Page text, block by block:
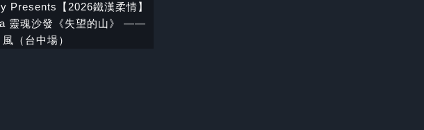
Presents【2026鐵漢柔情】
靈魂沙發《失望的山》 ——
（台中場）